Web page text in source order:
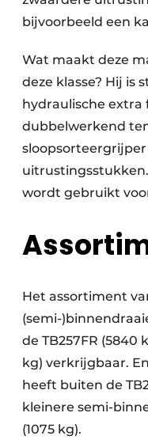
bijvoorbeeld een
Wat maakt deze
deze klasse? Hij is
hydraulische extra
dubbelwerkend
wordt gebruikt
Het assortiment
(semi-
de TB257FR (5840
kg) verkrijgbaar.
heeft buiten de
kleinere semi-
(1075 kg).